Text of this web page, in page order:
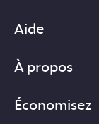
Aide
À propos
Économisez